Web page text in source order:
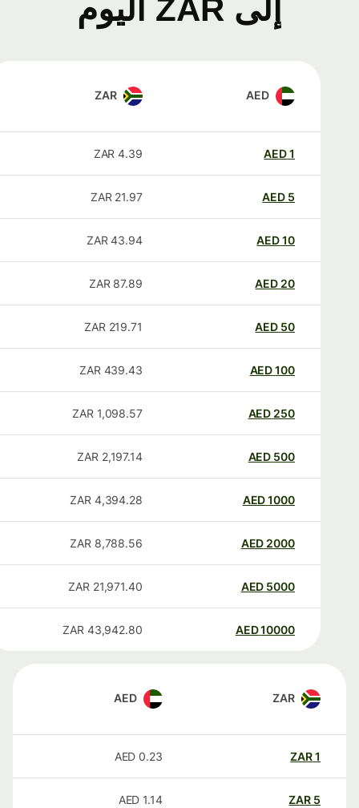
إلى ZAR اليوم
AED
ZAR
AED
4.39
ZAR
AED
21.97
ZAR
AED
43.94
ZAR
20
AED
87.89
ZAR
50
AED
219.71
ZAR
100
AED
439.43
ZAR
250
AED
1,098.57
ZAR
500
AED
2,197.14
ZAR
1000
AED
4,394.28
ZAR
2000
AED
8,788.56
ZAR
5000
AED
21,971.40
ZAR
10000
AED
43,942.80
ZAR
ZAR
AED
ZAR
0.23
AED
ZAR
1.14
AED